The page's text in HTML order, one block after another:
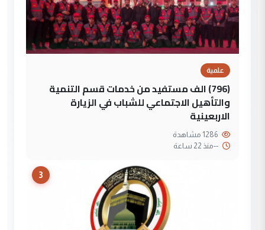
علمية
(796) الف مستفيد من خدمات قسم التنمية
والتأهيل الاجتماعي للشباب في الزيارة
الاربعينية
--منذ 22 ساعة
3